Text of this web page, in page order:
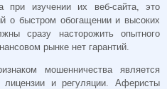
при изучении их веб-сайта, это
о быстром обогащении и высоких
сразу насторожить опытного
рынке нет гарантий.
мошенничества является
и регуляции. Аферисты